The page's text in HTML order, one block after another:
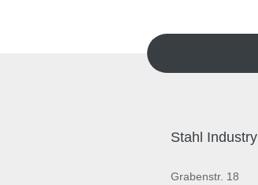
Stahl Industry
Grabenstr. 18